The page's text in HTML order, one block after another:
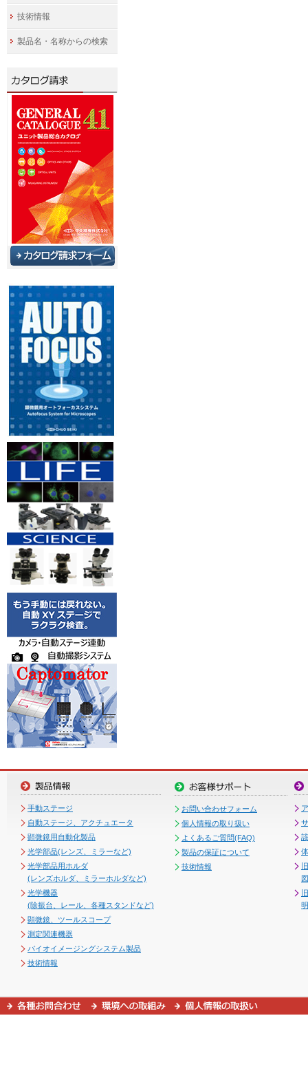
技術情報
製品名・名称からの検索
手動ステージ
自動ステージ、アクチュエータ
顕微鏡用自動化製品
光学部品(レンズ、ミラーなど)
光学部品用ホルダ
(レンズホルダ、ミラーホルダなど)
光学機器
(除振台、レール、各種スタンドなど)
顕微鏡、ツールスコープ
測定関連機器
バイオイメージングシステム製品
技術情報
お問い合わせフォーム
個人情報の取り扱い
よくあるご質問(FAQ)
製品の保証について
技術情報